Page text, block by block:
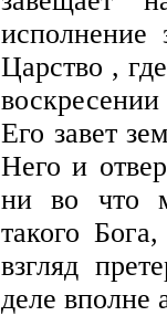
исполнение
Царство ,
Его завет
Него и
ни во что
такого
взгляд
деле вполне